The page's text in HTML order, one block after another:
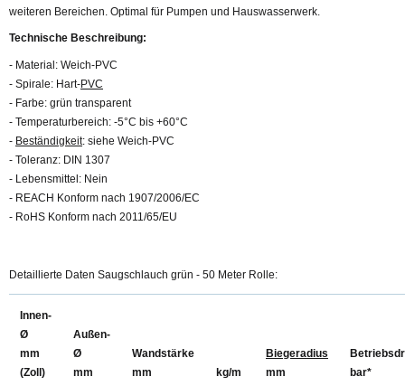
weiteren Bereichen. Optimal für Pumpen und Hauswasserwerk.
Technische Beschreibung:
- Material: Weich-PVC
- Spirale: Hart-PVC
- Farbe: grün transparent
- Temperaturbereich: -5°C bis +60°C
- Beständigkeit: siehe Weich-PVC
- Toleranz: DIN 1307
- Lebensmittel: Nein
- REACH Konform nach 1907/2006/EC
- RoHS Konform nach 2011/65/EU
Detaillierte Daten Saugschlauch grün - 50 Meter Rolle:
Innen-
Ø
mm
(Zoll)
Außen-
Ø
mm
Wandstärke
mm
kg/m
Biegeradius
mm
bar*